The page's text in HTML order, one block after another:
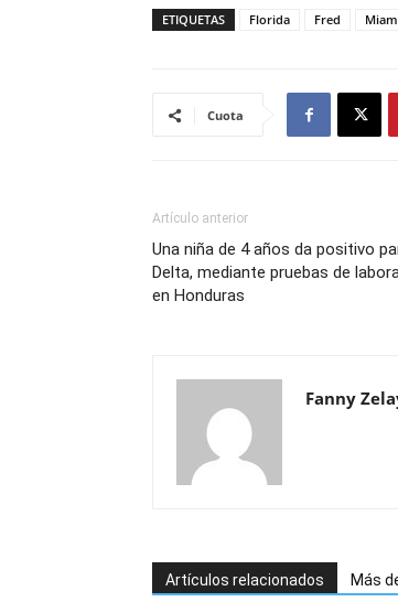
ETIQUETAS Florida Fred
Cuota
Artículo anterior
Una niña de 4 años da positivo
Delta, mediante pruebas de
en Honduras
Fanny
Artículos relacionados Más